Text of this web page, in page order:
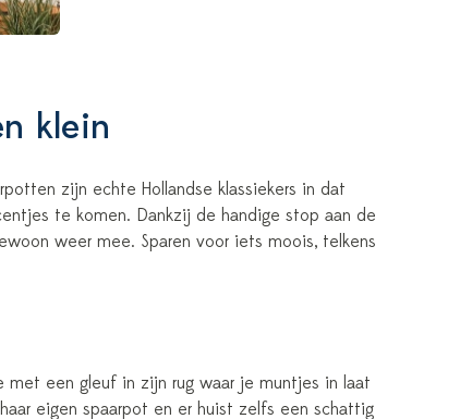
klein
zijn echte Hollandse klassiekers in dat
te komen. Dankzij de handige stop aan de
weer mee. Sparen voor iets moois, telkens
een gleuf in zijn rug waar je muntjes in laat
eigen spaarpot en er huist zelfs een schattig